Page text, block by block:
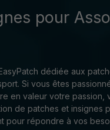
pour
dédiée aux
Si vous êtes
en valeur votre
de patches et insignes
pour répondre à vos